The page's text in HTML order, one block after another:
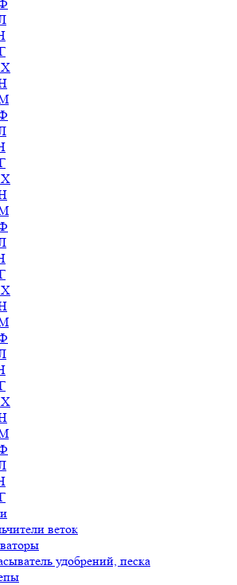
веток
удобрений, песка